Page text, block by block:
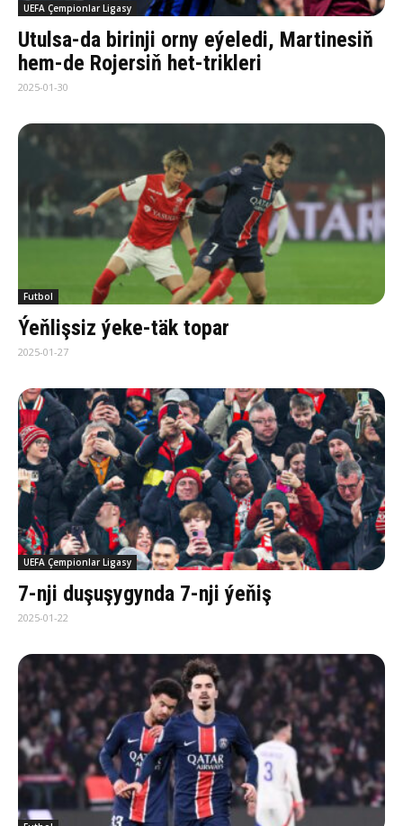
UEFA Çempionlar Ligasy
Utulsa-da birinji orny eýeledi, Martinesiň
hem-de Rojersiň het-trikleri
2025-01-30
Futbol
Ýeňlişsiz ýeke-täk topar
2025-01-27
UEFA Çempionlar Ligasy
7-nji duşuşygynda 7-nji ýeňiş
2025-01-22